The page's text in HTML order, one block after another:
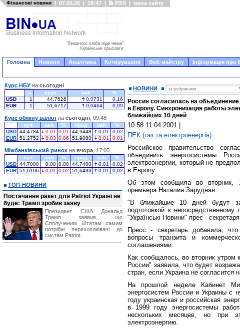
Фінансові новини | 07.08.26 | 10:47 | RSS | мапа сайту
"Лежачого хліба ніде нема"
Українське прислів'я
Головна Новини Аналітика Котирування Веб-майстру Інформація про
НОВИНИ
Россия согласилась на
в Европу. Синхронизация работы
ближайших 10 дней
10:58 11.04.2001
ПЕК (газ та електроенергія)
Российское правительство
объединить энергосистемы
электроэнергии, который не
в Европу.
Об этом сообщила во вторник,
премьера Наталия Зарудная.
"В ближайшие 10 дней будут
подготовкой к
"Українські Новини" прес -
Пресс - секретарь добавила,
вопросы транзита и
соглашениями.
Как сообщалось, во вторник утром
России" заявила, что будет
стран, если Украина не согласится
На прошлой неделе Кабинет
энергосистем России и Украины с
году украинская и российская
в 1999 году энергосистемы
нескольких месяцев, но при
электроэнергию.
Курс НБУ на сьогодні
за курс uah
%
USD
1 44,7626 0,0731
0,16
EUR
1 51,6717 0,0464 0,09
Курс обміну валют на сьогодні , 09:48
куп. uah % прод. uah
%
USD 44,4784 0,01 0,01 44,9448 0,01
0,02
EUR 51,2752 0,03 0,06 51,9080 0,01 0,01
Міжбанківський ринок на вчора , 17:05
куп. uah % прод. uah
%
USD 44,7000 0,00 0,00 44,7400 0,01
0,02
EUR 51,6106 0,01 0,02 51,6433 0,01 0,02
ТОП-НОВИНИ
Постачання ракет для Patriot Україні не
буде: Трамп зробив заяву
Президент США Дональд
Трамп заявив, що
Сполученим Штатам самим
потрібні перехоплювачі до
систем Patriot.